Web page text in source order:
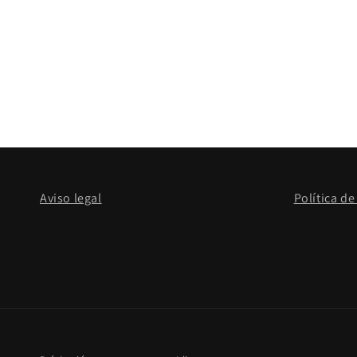
Aviso legal Política